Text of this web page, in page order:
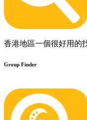
香港地區一個很好用的
Group Finder